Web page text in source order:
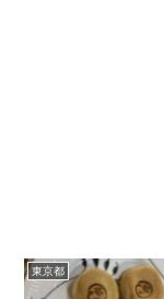
東京都